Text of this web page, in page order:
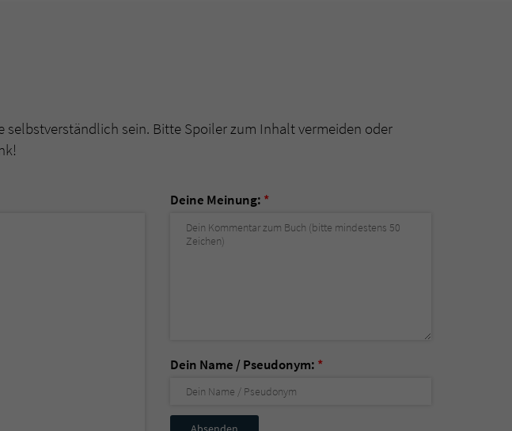
sein. Bitte Spoiler zum Inhalt vermeiden oder
Deine Meinung: *
Dein Name / Pseudonym: *
Nicht